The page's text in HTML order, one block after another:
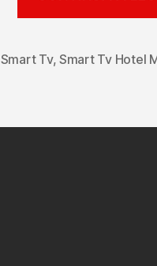
Smart Tv,Smart Tv Hotel